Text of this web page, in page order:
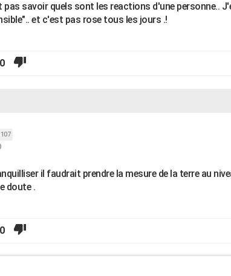
pas savoir quels sont les reactions d'une personne..
et c'est pas rose tous les jours .!
0
il faudrait prendre la mesure de la terre au
doute .
0